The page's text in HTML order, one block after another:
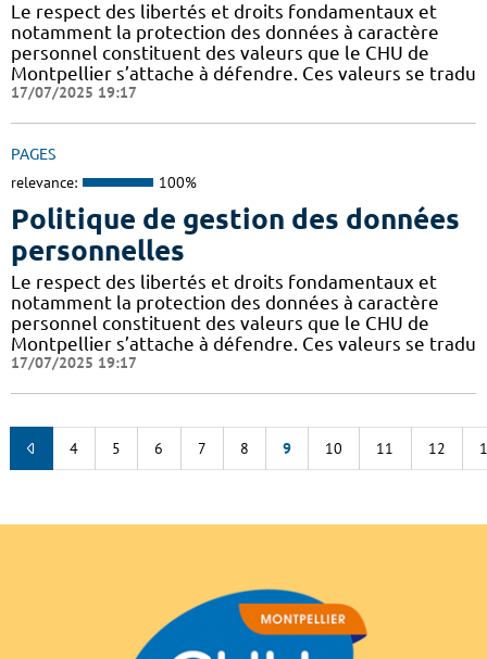
Le respect des libertés et droits fondamentaux et
notamment la protection des données à caractère
personnel constituent des valeurs que le CHU de
Montpellier s’attache à défendre. Ces valeurs se tradu
17/07/2025 19:17
PAGES
relevance: 100%
Politique de gestion des données
personnelles
Le respect des libertés et droits fondamentaux et
notamment la protection des données à caractère
personnel constituent des valeurs que le CHU de
Montpellier s’attache à défendre. Ces valeurs se tradu
17/07/2025 19:17
4 5 6 7 8 9 10 11 12